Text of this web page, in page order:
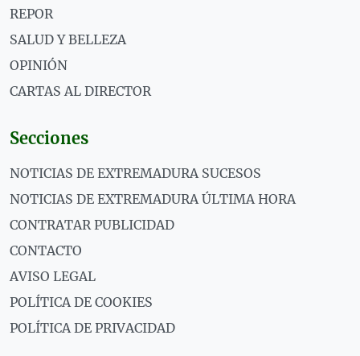
REPOR
SALUD Y BELLEZA
OPINIÓN
CARTAS AL DIRECTOR
Secciones
NOTICIAS DE EXTREMADURA SUCESOS
NOTICIAS DE EXTREMADURA ÚLTIMA HORA
CONTRATAR PUBLICIDAD
CONTACTO
AVISO LEGAL
POLÍTICA DE COOKIES
POLÍTICA DE PRIVACIDAD